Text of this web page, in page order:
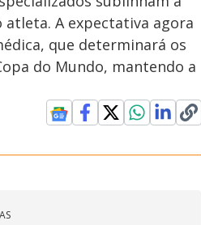
atleta. A expectativa agora
que determinará os
do Mundo, mantendo a